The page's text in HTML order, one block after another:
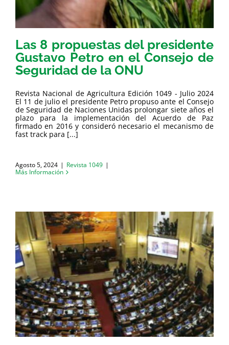
Las 8 propuestas del presidente
Gustavo Petro en el Consejo de
Seguridad de la ONU
Revista Nacional de Agricultura Edición 1049 - Julio 2024
El 11 de julio el presidente Petro propuso ante el Consejo
de Seguridad de Naciones Unidas prolongar siete años el
plazo para la implementación del Acuerdo de Paz
firmado en 2016 y consideró necesario el mecanismo de
fast track para [...]
Agosto 5, 2024 | Revista 1049 |
Más Información